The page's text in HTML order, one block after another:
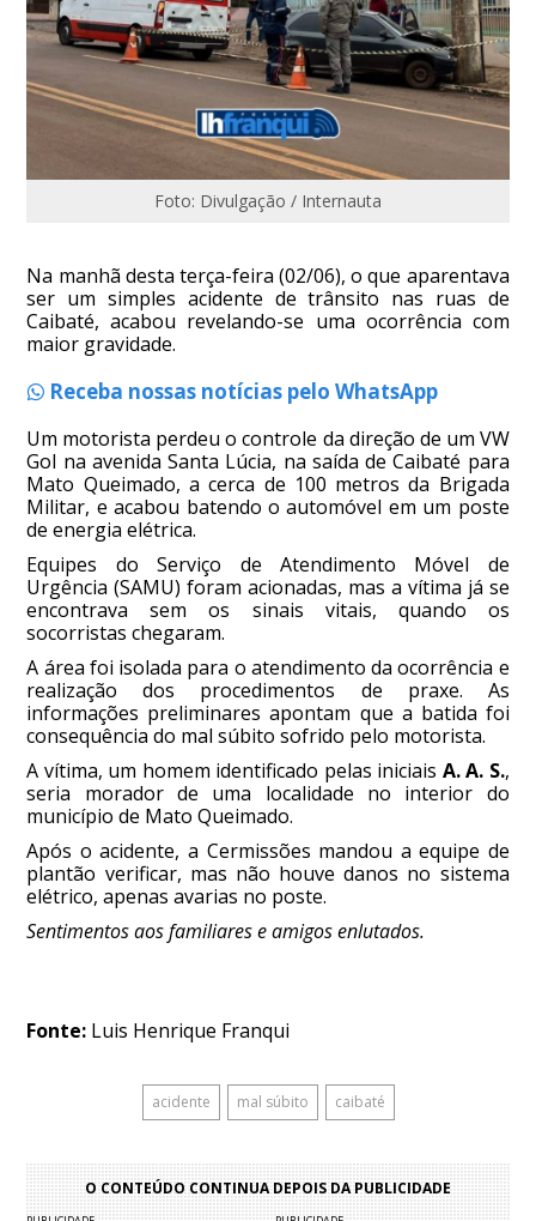
Foto: Divulgação / Internauta
Na manhã desta terça-feira (02/06), o que aparentava
ser um simples acidente de trânsito nas ruas de
Caibaté, acabou revelando-se uma ocorrência com
maior gravidade.
Receba nossas notícias pelo WhatsApp
Um motorista perdeu o controle da direção de um VW
Gol na avenida Santa Lúcia, na saída de Caibaté para
Mato Queimado, a cerca de 100 metros da Brigada
Militar, e acabou batendo o automóvel em um poste
de energia elétrica.
Equipes do Serviço de Atendimento Móvel de
Urgência (SAMU) foram acionadas, mas a vítima já se
encontrava sem os sinais vitais, quando os
socorristas chegaram.
A área foi isolada para o atendimento da ocorrência e
realização dos procedimentos de praxe. As
informações preliminares apontam que a batida foi
consequência do mal súbito sofrido pelo motorista.
A vítima, um homem identificado pelas iniciais A. A. S.,
seria morador de uma localidade no interior do
município de Mato Queimado.
Após o acidente, a Cermissões mandou a equipe de
plantão verificar, mas não houve danos no sistema
elétrico, apenas avarias no poste.
Sentimentos aos familiares e amigos enlutados.
Fonte: Luis Henrique Franqui
acidente mal súbito caibaté
O CONTEÚDO CONTINUA DEPOIS DA PUBLICIDADE